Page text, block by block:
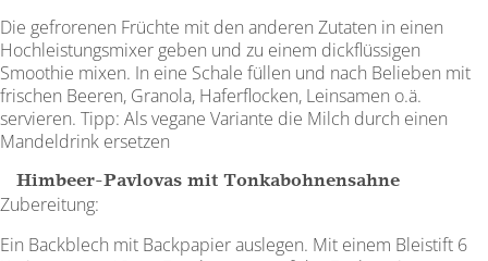
Die gefrorenen Früchte mit den anderen Zutaten in einen
Hochleistungsmixer geben und zu einem dickflüssigen
Smoothie mixen. In eine Schale füllen und nach Belieben mit
frischen Beeren, Granola, Haferflocken, Leinsamen o.ä.
servieren. Tipp: Als vegane Variante die Milch durch einen
Mandeldrink ersetzen
Himbeer-Pavlovas mit Tonkabohnensahne
Zubereitung:
Ein Backblech mit Backpapier auslegen. Mit einem Bleistift 6